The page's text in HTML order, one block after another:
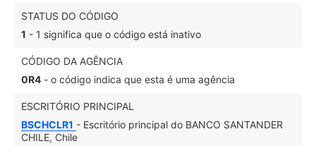
STATUS DO CÓDIGO
1 - 1 significa que o código está inativo
CÓDIGO DA AGÊNCIA
0R4 - o código indica que esta é uma agência
ESCRITÓRIO PRINCIPAL
BSCHCLR1 - Escritório principal do BANCO SANTANDER
CHILE, Chile